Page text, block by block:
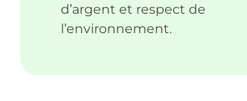
d’argent et respect de
l’environnement.